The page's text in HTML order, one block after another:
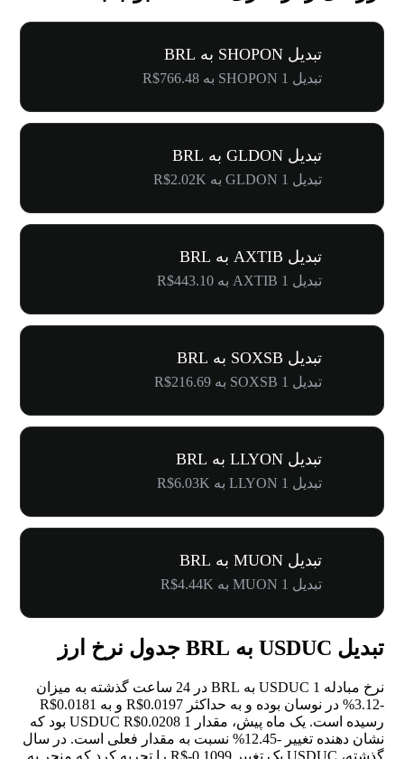
تبدیل SHOPON به BRL
تبدیل 1 SHOPON به R$766.48
تبدیل GLDON به BRL
تبدیل 1 GLDON به R$2.02K
تبدیل AXTIB به BRL
تبدیل 1 AXTIB به R$443.10
تبدیل SOXSB به BRL
تبدیل 1 SOXSB به R$216.69
تبدیل LLYON به BRL
تبدیل 1 LLYON به R$6.03K
تبدیل MUON به BRL
تبدیل 1 MUON به R$4.44K
تبدیل USDUC به BRL جدول نرخ ارز
نرخ مبادله 1 USDUC به BRL در 24 ساعت گذشته به میزان
-3.12%
در نوسان بوده و به حداکثر R$0.0197 و به R$0.0181
رسیده است. یک ماه پیش، مقدار 1 USDUC R$0.0208 بود که
نشان دهنده تغییر -12.45%
نسبت به مقدار فعلی است. در سال